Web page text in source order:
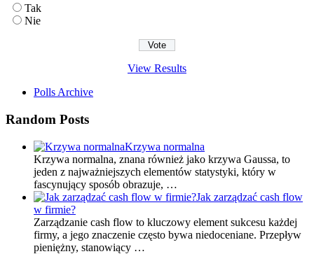
Tak
Nie
View Results
Polls Archive
Random Posts
Krzywa normalna
Krzywa normalna, znana również jako krzywa Gaussa, to
jeden z najważniejszych elementów statystyki, który w
fascynujący sposób obrazuje, …
Jak zarządzać cash flow
w firmie?
Zarządzanie cash flow to kluczowy element sukcesu każdej
firmy, a jego znaczenie często bywa niedoceniane. Przepływ
pieniężny, stanowiący …